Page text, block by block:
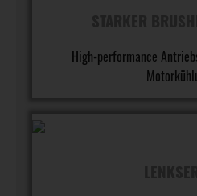
High-performance